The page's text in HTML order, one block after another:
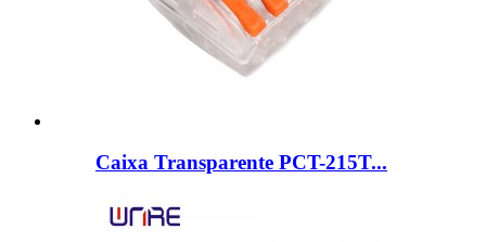
Caixa Transparente PCT-215T...